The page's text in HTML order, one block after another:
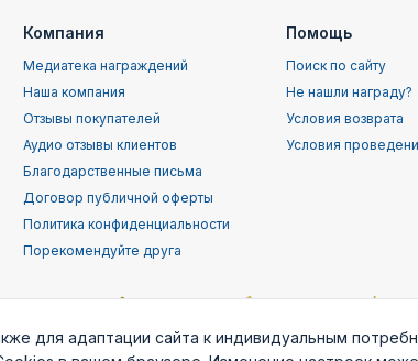
Компания
Медиатека награждений
Наша компания
Отзывы покупателей
Аудио отзывы клиентов
Благодарственные письма
Договор публичной оферты
Политика конфиденциальности
Порекомендуйте друга
Помощь
Поиск по сайту
Не нашли награду?
Условия возврата
Условия
для адаптации сайта к индивидуальным